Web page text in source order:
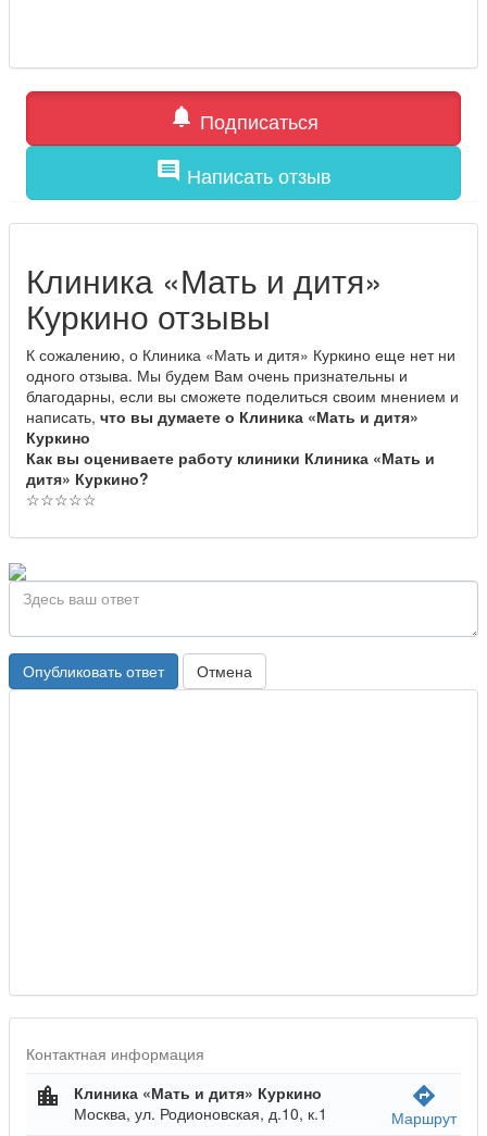
notifications Подписаться
comment Написать отзыв
Клиника «Мать и дитя»
Куркино отзывы
К сожалению, о Клиника «Мать и дитя» Куркино еще нет ни
одного отзыва. Мы будем Вам очень признательны и
благодарны, если вы сможете поделиться своим мнением и
написать, что вы думаете о Клиника «Мать и дитя»
Куркино
Как вы оцениваете работу клиники Клиника «Мать и
дитя» Куркино?
☆☆☆☆☆
Опубликовать ответ Отмена
Контактная информация
location_city
Клиника «Мать и дитя» Куркино
Москва, ул. Родионовская, д.10, к.1
directions
Маршрут